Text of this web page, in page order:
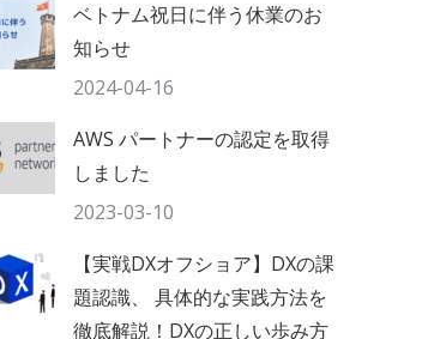
ベトナム祝日に伴う休業のお
知らせ
2024-04-16
AWS パートナーの認定を取得
しました
2023-03-10
【実戦DXオフショア】DXの課
題認識、 具体的な実践方法を
徹底解説！DXの正しい歩み方